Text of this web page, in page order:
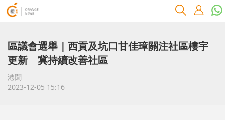
區議會選舉｜西貢及坑口甘佳璋關注社區樓宇
更新 冀持續改善社區
港聞
2023-12-05 15:16